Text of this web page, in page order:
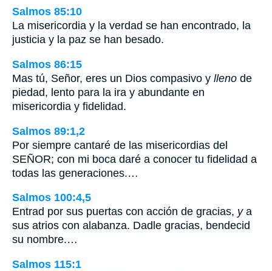
Salmos 85:10
La misericordia y la verdad se han encontrado, la
justicia y la paz se han besado.
Salmos 86:15
Mas tú, Señor, eres un Dios compasivo y lleno de
piedad, lento para la ira y abundante en
misericordia y fidelidad.
Salmos 89:1,2
Por siempre cantaré de las misericordias del
SEÑOR; con mi boca daré a conocer tu fidelidad a
todas las generaciones.…
Salmos 100:4,5
Entrad por sus puertas con acción de gracias, ya
sus atrios con alabanza. Dadle gracias, bendecid
su nombre.…
Salmos 115:1